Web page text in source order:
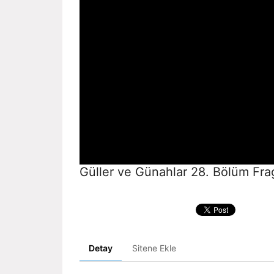
Güller ve Günahlar 28. Bölüm
Detay Sitene Ekle